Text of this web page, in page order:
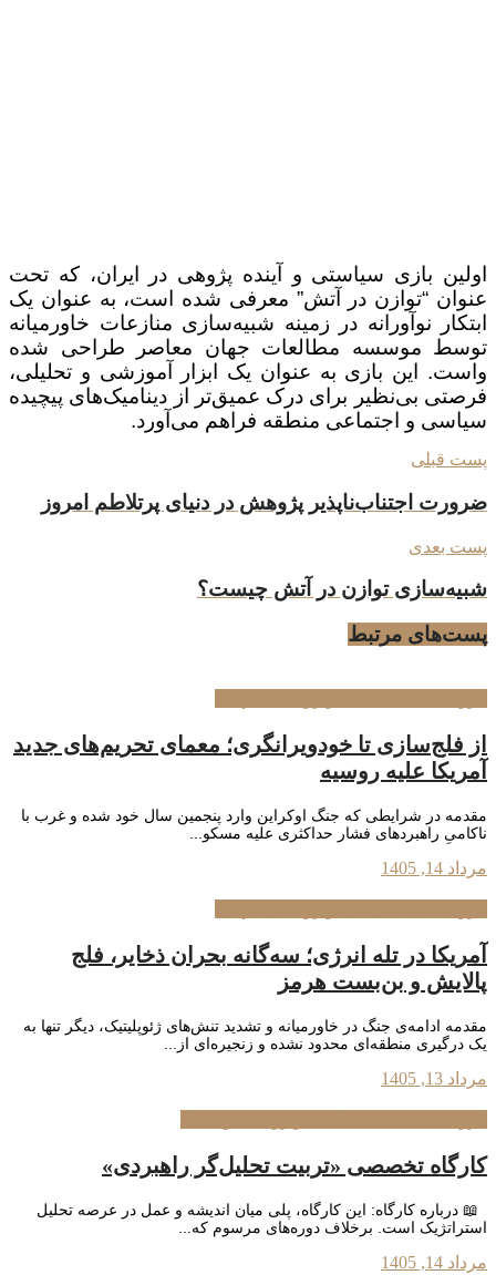
اولین بازی سیاستی و آینده پژوهی در ایران، که تحت
عنوان “توازن در آتش” معرفی شده است، به عنوان یک
ابتکار نوآورانه در زمینه شبیه‌سازی منازعات خاورمیانه
توسط موسسه مطالعات جهان معاصر طراحی شده
واست. این بازی به عنوان یک ابزار آموزشی و تحلیلی،
فرصتی بی‌نظیر برای درک عمیق‌تر از دینامیک‌های پیچیده
سیاسی و اجتماعی منطقه فراهم می‌آورد.
پست قبلی
ضرورت اجتناب‌ناپذیر پژوهش در دنیای پرتلاطم امروز
پست بعدی
شبیه‌سازی توازن در آتش چیست؟
پست‌های مرتبط
از فلج‌سازی تا خودویرانگری؛ معمای تحریم‌های جدید
آمریکا علیه روسیه
مقدمه در شرایطی که جنگ اوکراین وارد پنجمین سال خود شده و غرب با
ناکامیِ راهبردهای فشار حداکثری علیه مسکو...
مرداد 14, 1405
آمریکا در تله انرژی؛ سه‌گانه بحران ذخایر، فلج
پالایش و بن‌بست هرمز
مقدمه ادامه‌ی جنگ در خاورمیانه و تشدید تنش‌های ژئوپلیتیک، دیگر تنها به
یک درگیری منطقه‌ای محدود نشده و زنجیره‌ای از...
مرداد 13, 1405
کارگاه تخصصی «تربیت تحلیل‌گر راهبردی»
📖 درباره کارگاه: این کارگاه، پلی میان اندیشه و عمل در عرصه تحلیل
استراتژیک است. برخلاف دوره‌های مرسوم که...
مرداد 14, 1405